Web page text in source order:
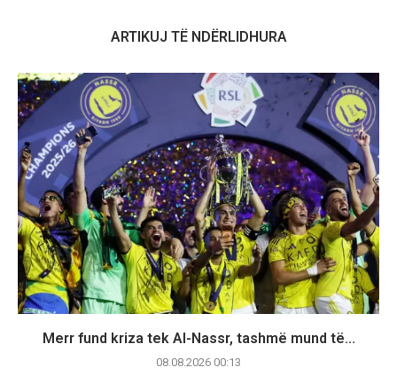
ARTIKUJ TË NDËRLIDHURA
Merr fund kriza tek Al-Nassr, tashmë mund të...
08.08.2026 00:13